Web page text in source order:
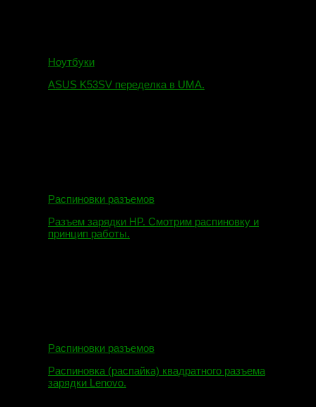
Ноутбуки
ASUS K53SV переделка в UMA.
Распиновки разъемов
Разъем зарядки HP. Смотрим распиновку и
принцип работы.
Распиновки разъемов
Распиновка (распайка) квадратного разъема
зарядки Lenovo.